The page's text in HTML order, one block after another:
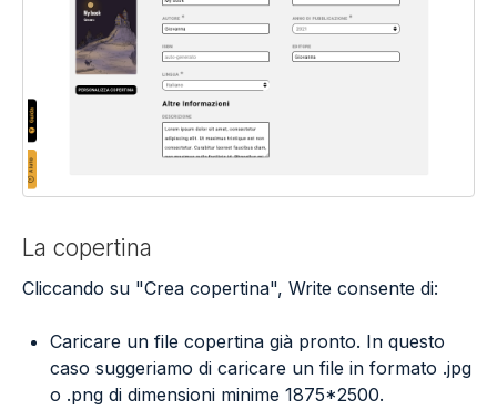
La copertina
Cliccando su "Crea copertina", Write consente di:
Caricare un file copertina già pronto. In questo
caso suggeriamo di caricare un file in formato .jpg
o .png di dimensioni minime 1875*2500.